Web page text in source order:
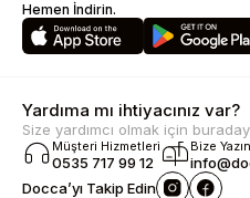
Hemen İndirin.
Yardıma mı ihtiyacınız var?
Size yardımcı olmak için
Müşteri Hizmetleri
0535 717 99 12
Bize Yazın
Docca’yı Takip Edin